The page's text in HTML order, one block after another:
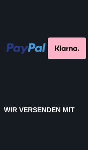
WIR VERSENDEN MIT